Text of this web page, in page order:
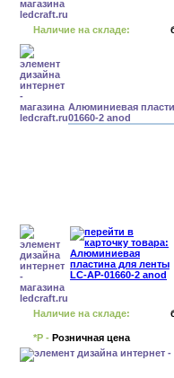
Наличие на складе:
Алюминиевая
01660-2 anod
Наличие на складе:
*Р - Розничная цена